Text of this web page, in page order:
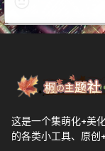
这是一个集萌化+美
的各类小工具、原创